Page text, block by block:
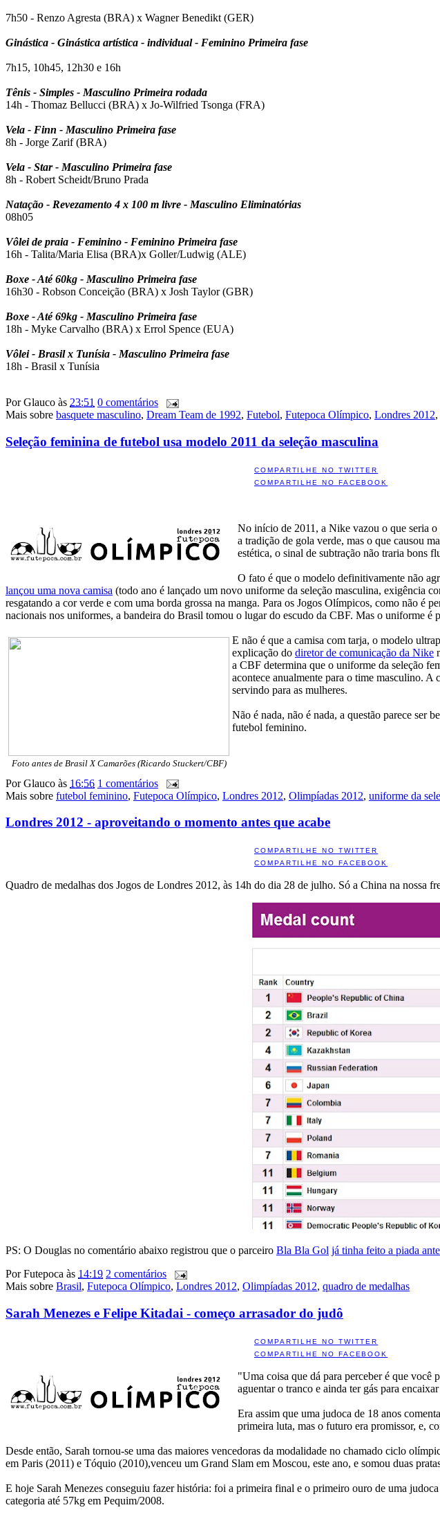
7h50 - Renzo Agresta (BRA) x Wagner Benedikt (GER)
Ginástica - Ginástica artística - individual - Feminino Primeira fase
7h15, 10h45, 12h30 e 16h
Tênis - Simples - Masculino Primeira rodada
14h - Thomaz Bellucci (BRA) x Jo-Wilfried Tsonga (FRA)
Vela - Finn - Masculino Primeira fase
8h - Jorge Zarif (BRA)
Vela - Star - Masculino Primeira fase
8h - Robert Scheidt/Bruno Prada
Natação - Revezamento 4 x 100 m livre - Masculino Eliminatórias
08h05
Vôlei de praia - Feminino - Feminino Primeira fase
16h - Talita/Maria Elisa (BRA)x Goller/Ludwig (ALE)
Boxe - Até 60kg - Masculino Primeira fase
16h30 - Robson Conceição (BRA) x Josh Taylor (GBR)
Boxe - Até 69kg - Masculino Primeira fase
18h - Myke Carvalho (BRA) x Errol Spence (EUA)
Vôlei - Brasil x Tunísia - Masculino Primeira fase
18h - Brasil x Tunísia
PorGlauco às 23:51 0 comentários
Mais sobre basquete masculino, Dream Team de 1992, Futebol, Futepoca Olímpico, Londres 2012,
Seleção feminina de futebol usa modelo 2011 da seleção masculina
COMPARTILHE NO TWITTER
COMPARTILHE NO FACEBOOK
No início de 2011, a Nike vazou o que seria o
a tradição de gola verde, mas o que causou
estética, o sinal de subtração não traria bons
O fato é que o modelo definitivamente não
lançou uma nova camisa (todo ano é lançado um novo uniforme da seleção masculina, exigência
resgatando a cor verde e com uma borda grossa na manga. Para os Jogos Olímpicos, como não é
nacionais nos uniformes, a bandeira do Brasil tomou o lugar do escudo da CBF. Mas o uniforme é
Foto antes de Brasil X Camarões (Ricardo Stuckert/CBF)
E não é que a camisa com tarja, o modelo
explicação do diretor de comunicação da Nike
a CBF determina que o uniforme da seleção
acontece anualmente para o time masculino. A
servindo para as mulheres.
Não é nada, não é nada, a questão parece ser
futebol feminino.
PorGlauco às 16:56 1 comentários
Mais sobre futebol feminino, Futepoca Olímpico, Londres 2012, Olimpíadas 2012, uniforme da
Londres 2012 - aproveitando o momento antes que acabe
COMPARTILHE NO TWITTER
COMPARTILHE NO FACEBOOK
Quadro de medalhas dos Jogos de Londres 2012, às 14h do dia 28 de julho. Só a China na nossa
PS: O Douglas no comentário abaixo registrou que o parceiro Bla Bla Gol já tinha feito a piada
PorFutepoca às 14:19 2 comentários
Mais sobre Brasil, Futepoca Olímpico, Londres 2012, Olimpíadas 2012, quadro de medalhas
Sarah Menezes e Felipe Kitadai - começo arrasador do judô
COMPARTILHE NO TWITTER
COMPARTILHE NO FACEBOOK
"Uma coisa que dá para perceber é que você
aguentar o tranco e ainda ter gás para
Era assim que uma judoca de 18 anos
primeira luta, mas o futuro era promissor, e,
Desde então, Sarah tornou-se uma das maiores vencedoras da modalidade no chamado ciclo
em Paris (2011) e Tóquio (2010),venceu um Grand Slam em Moscou, este ano, e somou duas
E hoje Sarah Menezes conseguiu fazer história: foi a primeira final e o primeiro ouro de uma
categoria até 57kg em Pequim/2008.